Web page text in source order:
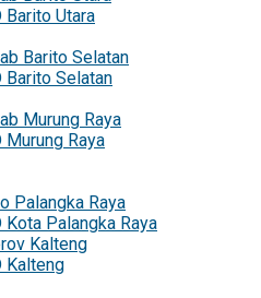
Barito Utara
Barito Selatan
Barito Selatan
Murung Raya
Murung Raya
Palangka Raya
Kota Palangka Raya
Kalteng
Kalteng